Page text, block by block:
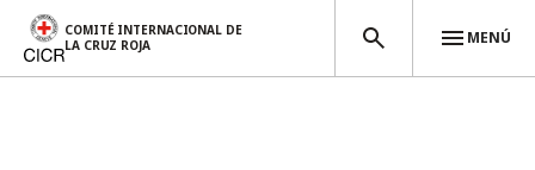
COMITÉ INTERNACIONAL DE
LA CRUZ ROJA
MENÚ